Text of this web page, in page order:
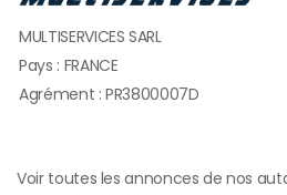
MULTISERVICES SARL
Pays : FRANCE
Agrément : PR3800007D
Voir toutes les annonces de nos